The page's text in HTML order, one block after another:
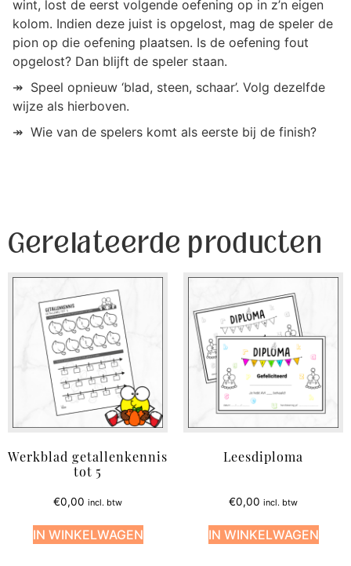
wint, lost de eerst volgende oefening op in z’n eigen
kolom. Indien deze juist is opgelost, mag de speler de
pion op die oefening plaatsen. Is de oefening fout
opgelost? Dan blijft de speler staan.​
↠ Speel opnieuw ‘blad, steen, schaar’. Volg dezelfde
wijze als hierboven.
↠ Wie van de spelers komt als eerste bij de finish?
Gerelateerde producten
Werkblad getallenkennis
tot 5
€0,00 incl. btw
IN WINKELWAGEN
Leesdiploma
€0,00 incl. btw
IN WINKELWAGEN